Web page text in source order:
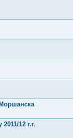
12 г.г.